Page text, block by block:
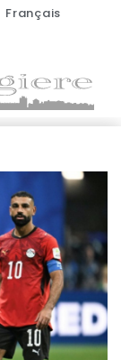
Français